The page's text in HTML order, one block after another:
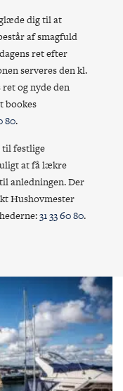
dig til at
af smagfuld
ret efter
serveres den kl.
ret og nyde den
bookes
80.
til festlige
at få lækre
anledningen. Der
Hushovmester
31 33 60 80.